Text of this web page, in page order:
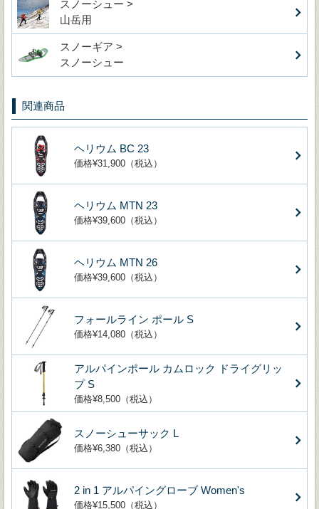
スノーシュー >
山岳用
スノーギア >
スノーシュー
関連商品
ヘリウム BC 23
価格¥31,900（税込）
ヘリウム MTN 23
価格¥39,600（税込）
ヘリウム MTN 26
価格¥39,600（税込）
フォールライン ポール S
価格¥14,080（税込）
アルパインポール カムロック ドライグリッ
プ S
価格¥8,500（税込）
スノーシューサック L
価格¥6,380（税込）
2 in 1 アルパイングローブ Women's
価格¥15,500（税込）